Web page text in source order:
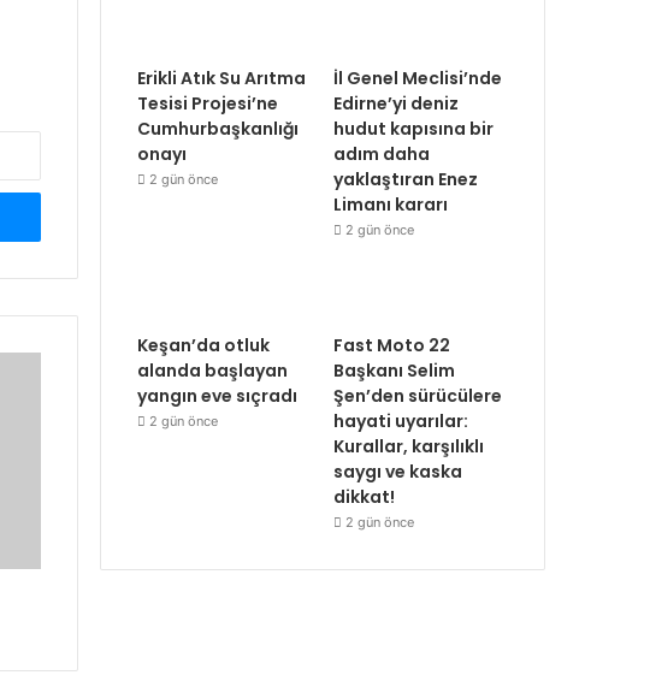
Erikli Atık Su Arıtma
Tesisi Projesi’ne
Cumhurbaşkanlığı
onayı
2 gün önce
İl Genel Meclisi’nde
Edirne’yi deniz
hudut kapısına bir
adım daha
yaklaştıran Enez
Limanı kararı
2 gün önce
Keşan’da otluk
alanda başlayan
yangın eve sıçradı
2 gün önce
Fast Moto 22
Başkanı Selim
Şen’den sürücülere
hayati uyarılar:
Kurallar, karşılıklı
saygı ve kaska
dikkat!
2 gün önce